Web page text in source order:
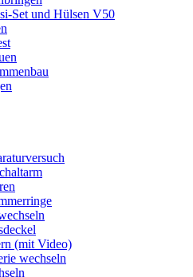
Set und Hülsen V50
(mit Video)
wechseln